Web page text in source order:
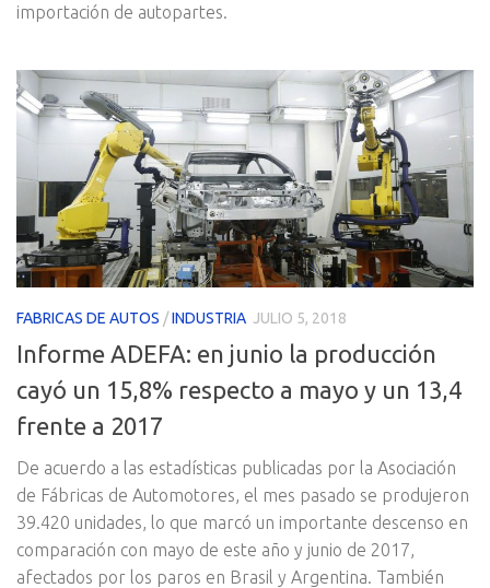
importación de autopartes.
FABRICAS DE AUTOS /INDUSTRIA JULIO 5, 2018
Informe ADEFA: en junio la producción
cayó un 15,8% respecto a mayo y un 13,4
frente a 2017
De acuerdo a las estadísticas publicadas por la Asociación
de Fábricas de Automotores, el mes pasado se produjeron
39.420 unidades, lo que marcó un importante descenso en
comparación con mayo de este año y junio de 2017,
afectados por los paros en Brasil y Argentina. También